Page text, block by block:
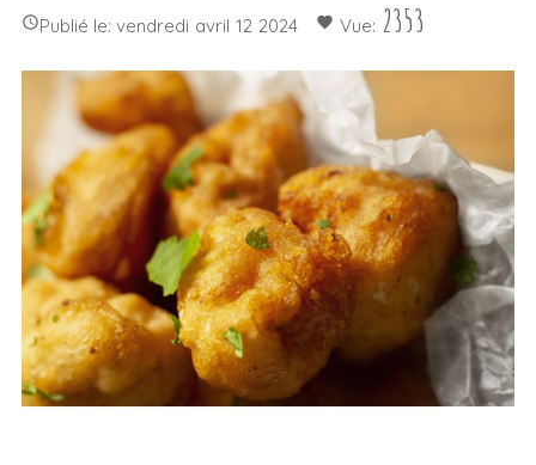
Publié le: vendredi avril 12 2024 favorite Vue: 2353